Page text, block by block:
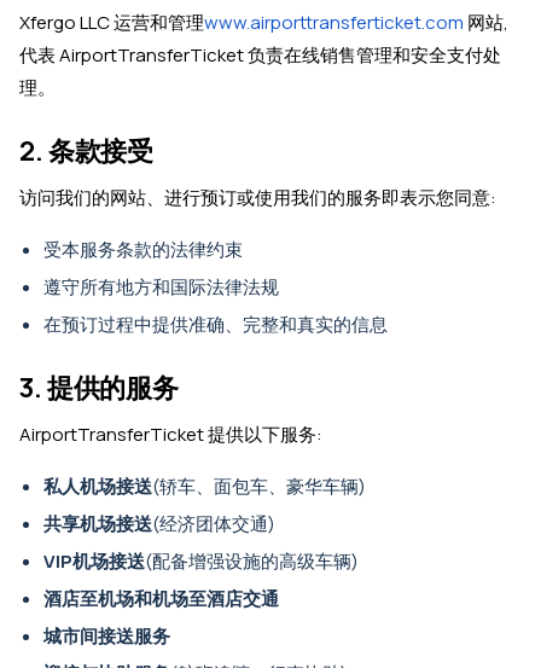
Xfergo LLC 运营和管理www.airporttransferticket.com 网站,
代表 AirportTransferTicket 负责在线销售管理和安全支付处
理。
2. 条款接受
访问我们的网站、进行预订或使用我们的服务即表示您同意:
受本服务条款的法律约束
遵守所有地方和国际法律法规
在预订过程中提供准确、完整和真实的信息
3. 提供的服务
AirportTransferTicket 提供以下服务:
私人机场接送(轿车、面包车、豪华车辆)
共享机场接送(经济团体交通)
VIP机场接送(配备增强设施的高级车辆)
酒店至机场和机场至酒店交通
城市间接送服务